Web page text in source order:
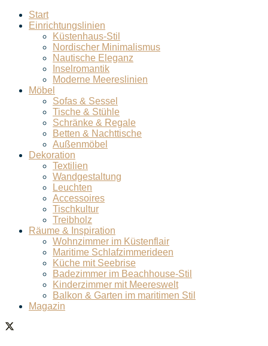
Start
Einrichtungslinien
Küstenhaus-Stil
Nordischer Minimalismus
Nautische Eleganz
Inselromantik
Moderne Meereslinien
Möbel
Sofas & Sessel
Tische & Stühle
Schränke & Regale
Betten & Nachttische
Außenmöbel
Dekoration
Textilien
Wandgestaltung
Leuchten
Accessoires
Tischkultur
Treibholz
Räume & Inspiration
Wohnzimmer im Küstenflair
Maritime Schlafzimmerideen
Küche mit Seebrise
Badezimmer im Beachhouse-Stil
Kinderzimmer mit Meereswelt
Balkon & Garten im maritimen Stil
Magazin